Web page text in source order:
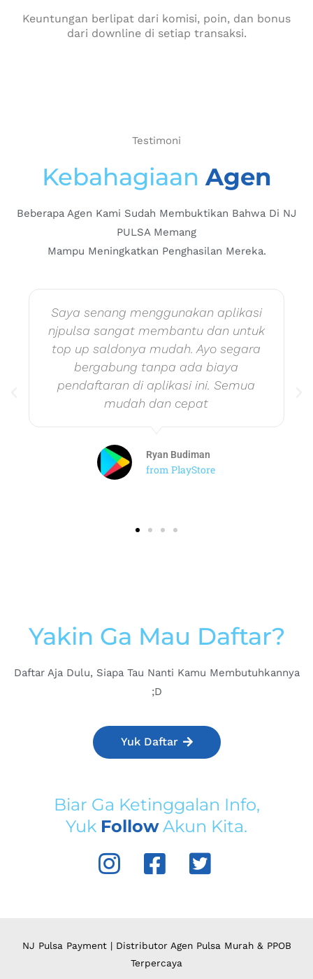
Keuntungan berlipat dari komisi, poin, dan bonus
dari downline di setiap transaksi.
Testimoni
KebahagiaanAgen
Beberapa Agen Kami Sudah Membuktikan Bahwa Di NJ
PULSA Memang
Mampu Meningkatkan Penghasilan Mereka.
Saya senang menggunakan aplikasi
njpulsa sangat membantu dan untuk
top up saldonya mudah. Ayo segara
bergabung tanpa ada biaya
pendaftaran di aplikasi ini. Semua
mudah dan cepat
Ryan Budiman
from PlayStore
Yakin Ga Mau Daftar?
Daftar Aja Dulu, Siapa Tau Nanti Kamu Membutuhkannya
;D
Yuk Daftar
Biar Ga Ketinggalan Info,
Yuk FollowAkun Kita.
NJ Pulsa Payment | Distributor Agen Pulsa Murah & PPOB
Terpercaya